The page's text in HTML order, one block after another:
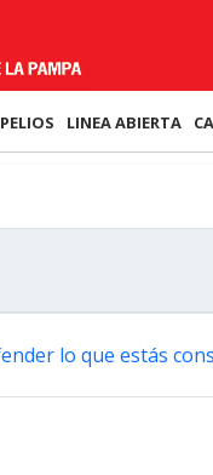
LINEA ABIERTA
lo que estás